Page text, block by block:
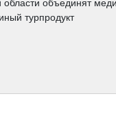
области объединят
турпродукт